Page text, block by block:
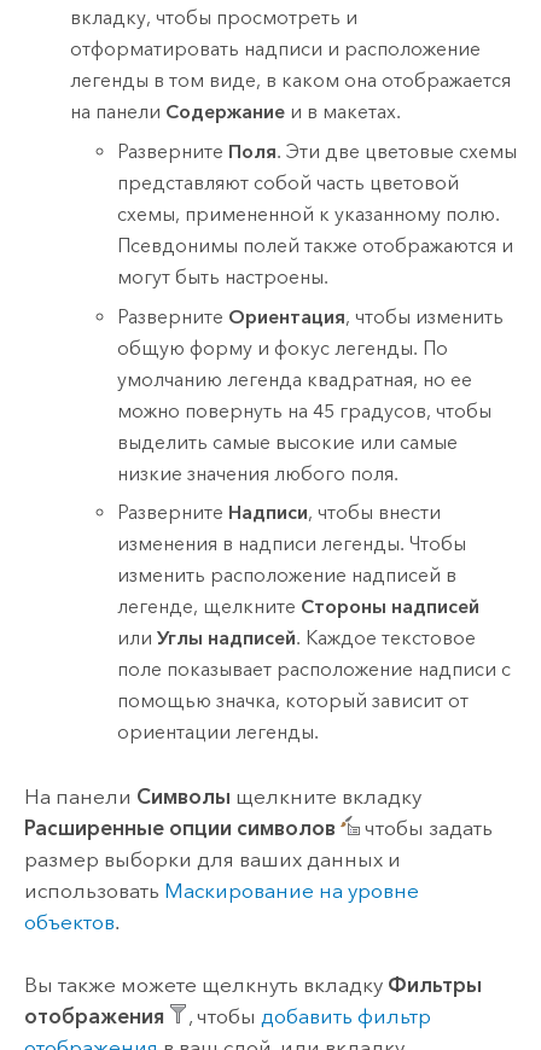
вкладку, чтобы просмотреть и
отформатировать надписи и расположение
легенды в том виде, в каком она отображается
на панели Содержание и в макетах.
Разверните Поля. Эти две цветовые схемы
представляют собой часть цветовой
схемы, примененной к указанному полю.
Псевдонимы полей также отображаются и
могут быть настроены.
Разверните Ориентация, чтобы изменить
общую форму и фокус легенды. По
умолчанию легенда квадратная, но ее
можно повернуть на 45 градусов, чтобы
выделить самые высокие или самые
низкие значения любого поля.
Разверните Надписи, чтобы внести
изменения в надписи легенды. Чтобы
изменить расположение надписей в
легенде, щелкните Стороны надписей
илиУглы надписей. Каждое текстовое
поле показывает расположение надписи с
помощью значка, который зависит от
ориентации легенды.
На панели Символы щелкните вкладку
Расширенные опции символов
чтобы задать
размер выборки для ваших данных и
использовать Маскирование на уровне
объектов.
Вы также можете щелкнуть вкладку Фильтры
отображения
, чтобы добавить фильтр